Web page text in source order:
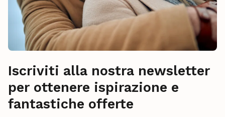
Iscriviti alla nostra newsletter
per ottenere ispirazione e
fantastiche offerte